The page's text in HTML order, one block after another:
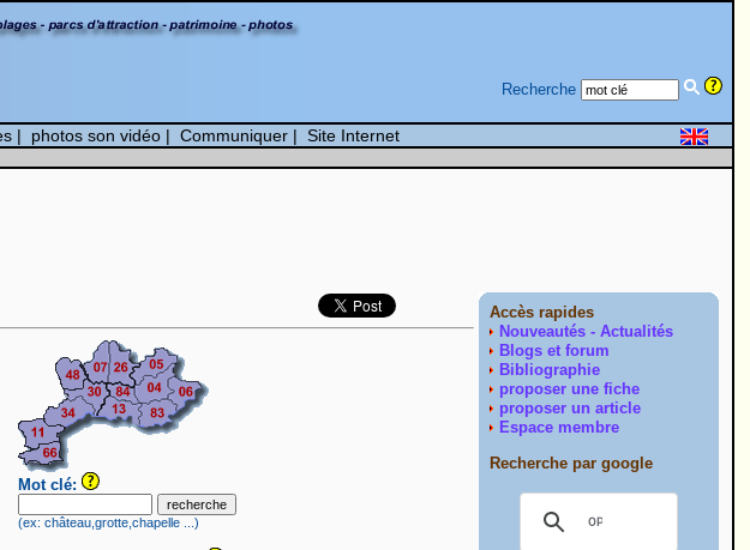
Recherche
| photos son vidéo| Communiquer| Site Internet
Mot clé:
(ex: château,grotte,chapelle ...)
Accès rapides
Nouveautés - Actualités
Blogs et forum
Bibliographie
proposer une fiche
proposer un article
Espace membre
Recherche par google